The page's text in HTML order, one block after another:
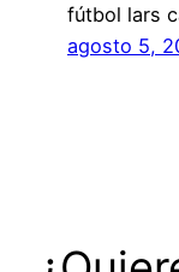
fútbol lars
agosto 5,